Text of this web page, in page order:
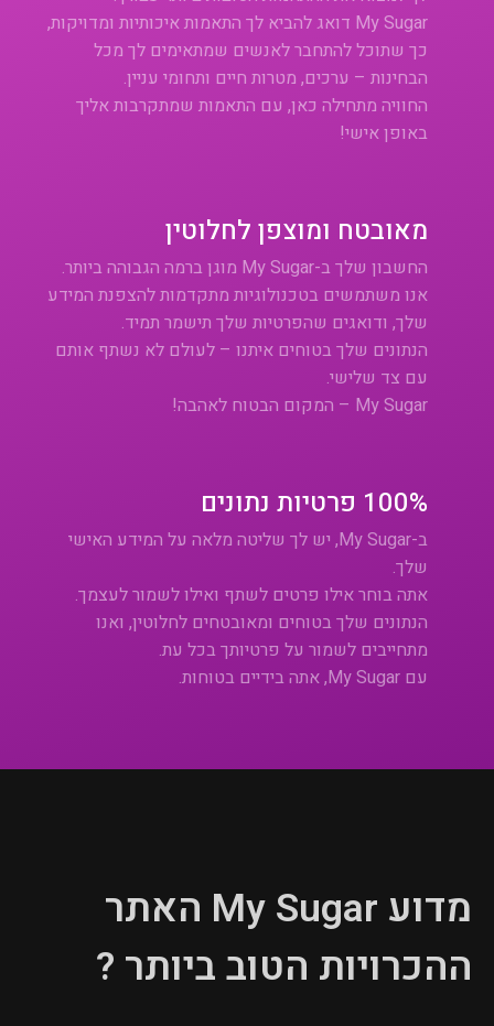
My Sugar דואג להביא לך התאמות איכותיות ומדויקות,
כך שתוכל להתחבר לאנשים שמתאימים לך מכל
הבחינות – ערכים, מטרות חיים ותחומי עניין.
החוויה מתחילה כאן, עם התאמות שמתקרבות אליך
באופן אישי!
מאובטח ומוצפן לחלוטין
החשבון שלך ב-My Sugar מוגן ברמה הגבוהה ביותר.
אנו משתמשים בטכנולוגיות מתקדמות להצפנת המידע
שלך, ודואגים שהפרטיות שלך תישמר תמיד.
הנתונים שלך בטוחים איתנו – לעולם לא נשתף אותם
עם צד שלישי.
My Sugar – המקום הבטוח לאהבה!
100% פרטיות נתונים
ב-My Sugar, יש לך שליטה מלאה על המידע האישי
שלך.
אתה בוחר אילו פרטים לשתף ואילו לשמור לעצמך.
הנתונים שלך בטוחים ומאובטחים לחלוטין, ואנו
מתחייבים לשמור על פרטיותך בכל עת.
עם My Sugar, אתה בידיים בטוחות.
מדוע My Sugar האתר
ההכרויות הטוב ביותר ?